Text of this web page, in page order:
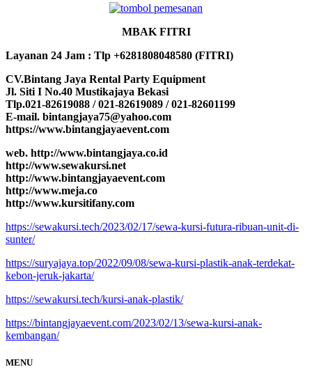
MBAK FITRI
Layanan 24 Jam : Tlp +6281808048580 (FITRI)
CV.Bintang Jaya Rental Party Equipment
Jl. Siti I No.40 Mustikajaya Bekasi
Tlp.021-82619088 / 021-82619089 / 021-82601199
E-mail. bintangjaya75@yahoo.com
https://www.bintangjayaevent.com
web. http://www.bintangjaya.co.id
http://www.sewakursi.net
http://www.bintangjayaevent.com
http://www.meja.co
http://www.kursitifany.com
https://sewakursi.tech/2023/02/17/sewa-kursi-futura-ribuan-unit-di-
sunter/
https://suryajaya.top/2022/09/08/sewa-kursi-plastik-anak-terdekat-
kebon-jeruk-jakarta/
https://sewakursi.tech/kursi-anak-plastik/
https://bintangjayaevent.com/2023/02/13/sewa-kursi-anak-
kembangan/
MENU